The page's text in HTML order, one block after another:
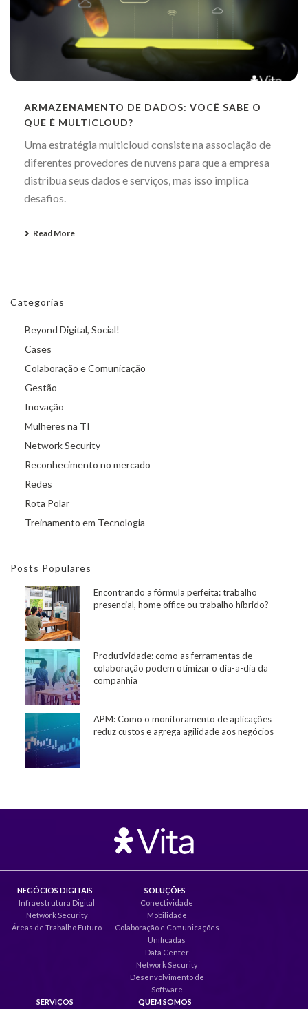
ARMAZENAMENTO DE DADOS: VOCÊ SABE O
QUE É MULTICLOUD?
Uma estratégia multicloud consiste na associação de
diferentes provedores de nuvens para que a empresa
distribua seus dados e serviços, mas isso implica
desafios.
Read More
Categorias
Beyond Digital, Social!
Cases
Colaboração e Comunicação
Gestão
Inovação
Mulheres na TI
Network Security
Reconhecimento no mercado
Redes
Rota Polar
Treinamento em Tecnologia
Posts Populares
Encontrando a fórmula perfeita: trabalho
presencial, home office ou trabalho híbrido?
Produtividade: como as ferramentas de
colaboração podem otimizar o dia-a-dia da
companhia
APM: Como o monitoramento de aplicações
reduz custos e agrega agilidade aos negócios
NEGÓCIOS DIGITAIS
Infraestrutura Digital
Network Security
Áreas de Trabalho Futuro
SOLUÇÕES
Conectividade
Mobilidade
Colaboração e Comunicações
Unificadas
Data Center
Network Security
Desenvolvimento de
Software
SERVIÇOS
QUEM SOMOS